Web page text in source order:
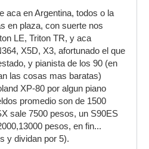
aca en Argentina, todos o la
en plaza, con suerte nos
LE, Triton TR, y aca
X5D, X3, afortunado el que
y pianista de los 90 (en
las cosas mas baratas)
XP-80 por algun piano
promedio son de 1500
sale 7500 pesos, un S90ES
pesos, en fin...
y dividan por 5).